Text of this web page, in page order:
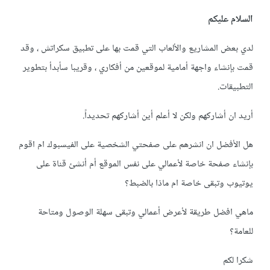
السلام عليكم
لدي بعض المشاريع والألعاب التي قمت بها على تطبيق سكراتش ، وقد
قمت بإنشاء واجهة أمامية لموقعين من أفكاري ، وقريبا سأبدأ بتطوير
التطبيقات.
أريد ان أشاركهم ولكن لا أعلم أين أشاركهم تحديداً.
هل الأفضل ان انشرهم على صفحتي الشخصية على الفيسبوك ام اقوم
بإنشاء صفحة خاصة لأعمالي على نفس الموقع أم أنشئ قناة على
يوتيوب وتبقى خاصة ام ماذا بالضبط؟
ماهي افضل طريقة لأعرض أعمالي وتبقى سهلة الوصول ومتاحة
للعامة؟
شكرا لكم